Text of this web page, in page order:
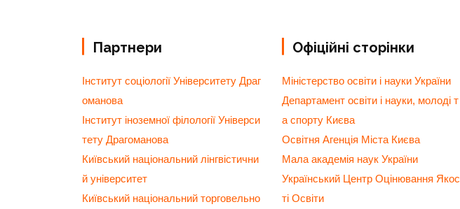
Партнери
Інститут соціології Університету Драг
оманова
Інститут іноземної філології Універси
тету Драгоманова
Київський національний лінгвістични
й університет
Київський національний торговельно
Офіційні сторінки
Міністерство освіти і науки України
Департамент освіти і науки, молоді т
а спорту Києва
Освітня Агенція Міста Києва
Мала академія наук України
Український Центр Оцінювання Якос
ті Освіти